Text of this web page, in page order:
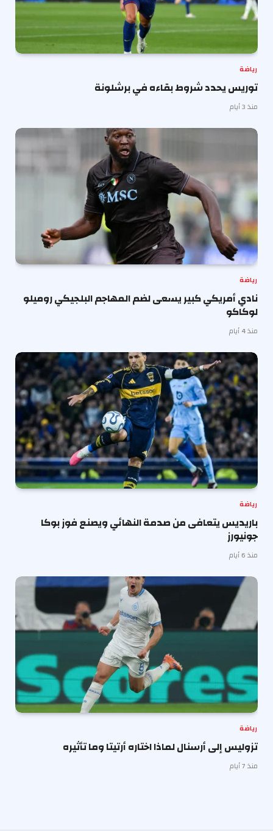
رياضة
توريس يحدد شروط بقاءه في برشلونة
منذ 3 أيام
رياضة
نادي أمريكي كبير يسعى لضم المهاجم البلجيكي روميلو
لوكاكو
منذ 4 أيام
رياضة
باريديس يتعافى من صدمة النهائي ويصنع فوز بوكا
جونيورز
منذ 6 أيام
رياضة
تزوليس إلى أرسنال لماذا اختاره أرتيتا وما تأثيره
منذ 7 أيام